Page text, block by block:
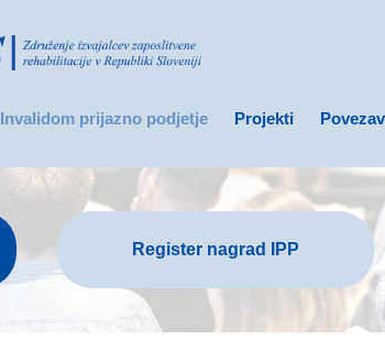
Invalidom prijazno podjetje Projekti
Register nagrad IPP